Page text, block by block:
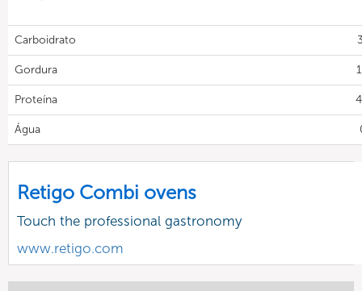
Carboidrato
Gordura
Proteína
Água
Retigo Combi ovens
Touch the professional gastronomy
www.retigo.com